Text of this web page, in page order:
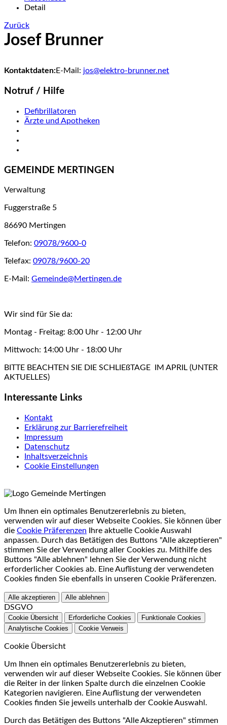
Detail
Zurück
Josef Brunner
Kontaktdaten:E-Mail: jos@elektro-brunner.net
Notruf / Hilfe
Defibrillatoren
Ärzte und Apotheken
GEMEINDE MERTINGEN
Verwaltung
Fuggerstraße 5
86690 Mertingen
Telefon: 09078/9600-0
Telefax: 09078/9600-20
E-Mail: Gemeinde@Mertingen.de
Wir sind für Sie da:
Montag - Freitag: 8:00 Uhr - 12:00 Uhr
Mittwoch: 14:00 Uhr - 18:00 Uhr
BITTE BEACHTEN SIE DIE SCHLIEßTAGE IM APRIL (UNTER
AKTUELLES)
Interessante Links
Kontakt
Erklärung zur Barrierefreiheit
Impressum
Datenschutz
Inhaltsverzeichnis
Cookie Einstellungen
Um Ihnen ein optimales Benutzererlebnis zu bieten,
verwenden wir auf dieser Webseite Cookies. Sie können über
die Cookie Präferenzen Ihre aktuelle Cookie Auswahl
anpassen. Durch das Betätigen des Buttons "Alle akzeptieren"
stimmen Sie der Verwendung aller Cookies zu. Mithilfe des
Buttons "Alle ablehnen" lehnen Sie der Verwendung nicht
erforderlicher Cookies ab. Eine Auflistung der verwendeten
Cookies finden Sie ebenfalls in unseren Cookie Präferenzen.
Alle akzeptieren Alle ablehnen
DSGVO
Cookie Übersicht Erforderliche Cookies
Funktionale Cookies
Analytische Cookies
Cookie Verweis
Cookie Übersicht
Um Ihnen ein optimales Benutzererlebnis zu bieten,
verwenden wir auf dieser Webseite Cookies. Sie können über
die Reiter in der linken Spalte durch die einzelnen Cookie
Kategorien navigieren. Eine Auflistung der verwendeten
Cookies finden Sie jeweils unterhalb der Cookie Auswahl.
Durch das Betätigen des Buttons "Alle Akzeptieren" stimmen